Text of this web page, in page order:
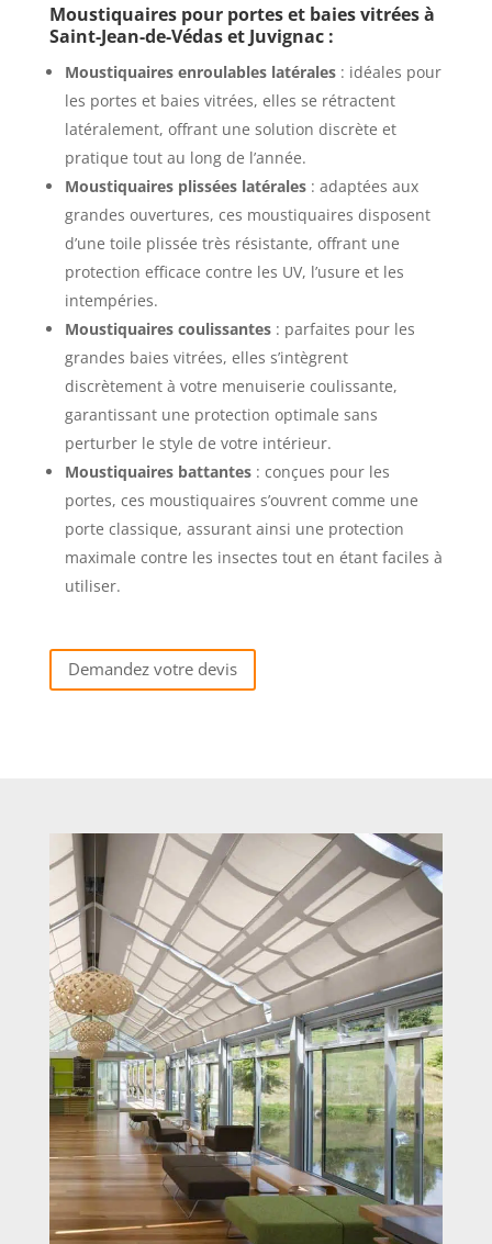
Moustiquaires pour portes et baies vitrées à
Saint-Jean-de-Védas et Juvignac :
Moustiquaires enroulables latérales: idéales pour
les portes et baies vitrées, elles se rétractent
latéralement, offrant une solution discrète et
pratique tout au long de l’année.
Moustiquaires plissées latérales: adaptées aux
grandes ouvertures, ces moustiquaires disposent
d’une toile plissée très résistante, offrant une
protection efficace contre les UV, l’usure et les
intempéries.
Moustiquaires coulissantes: parfaites pour les
grandes baies vitrées, elles s’intègrent
discrètement à votre menuiserie coulissante,
garantissant une protection optimale sans
perturber le style de votre intérieur.
Moustiquaires battantes: conçues pour les
portes, ces moustiquaires s’ouvrent comme une
porte classique, assurant ainsi une protection
maximale contre les insectes tout en étant faciles à
utiliser.
Demandez votre devis